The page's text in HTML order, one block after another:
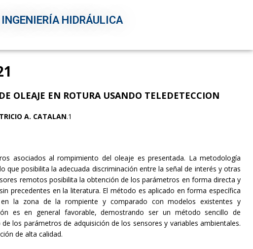
HIDRÁULICA
OLEAJE EN ROTURA USANDO TELEDETECCION
A. CATALAN.1
asociados al rompimiento del oleaje es presentada. La metodología
posibilita la adecuada discriminación entre la señal de interés y otras
remotos posibilita la obtención de los parámetros en forma directa y
precedentes en la literatura. El método es aplicado en forma específica
la zona de la rompiente y comparado con modelos existentes y
es en general favorable, demostrando ser un método sencillo de
los parámetros de adquisición de los sensores y variables ambientales.
de alta calidad.